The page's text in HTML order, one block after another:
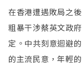
在香港遭遇敗局之
粗暴干涉蔡英文政
定。中共刻意迴避
的主流民意，年輕